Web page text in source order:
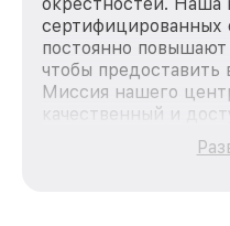
сертифицированных
постоянно
чтобы
Миссия нашего
качественный и
каждого
зависимости от